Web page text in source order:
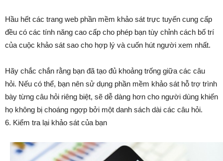
Hầu hết các trang web phần mềm khảo sát trực tuyến cung cấp
đều có các tính năng cao cấp cho phép bạn tùy chỉnh cách bố trí
của cuộc khảo sát sao cho hợp lý và cuốn hút người xem nhất.
Hãy chắc chắn rằng bạn đã tạo đủ khoảng trống giữa các câu
hỏi. Nếu có thể, bạn nên sử dụng phần mềm khảo sát hỗ trợ trình
bày từng câu hỏi riêng biệt, sẽ dễ dàng hơn cho người dùng khiến
họ không bị choáng ngợp bởi một danh sách dài các câu hỏi.
6. Kiểm tra lại khảo sát của bạn